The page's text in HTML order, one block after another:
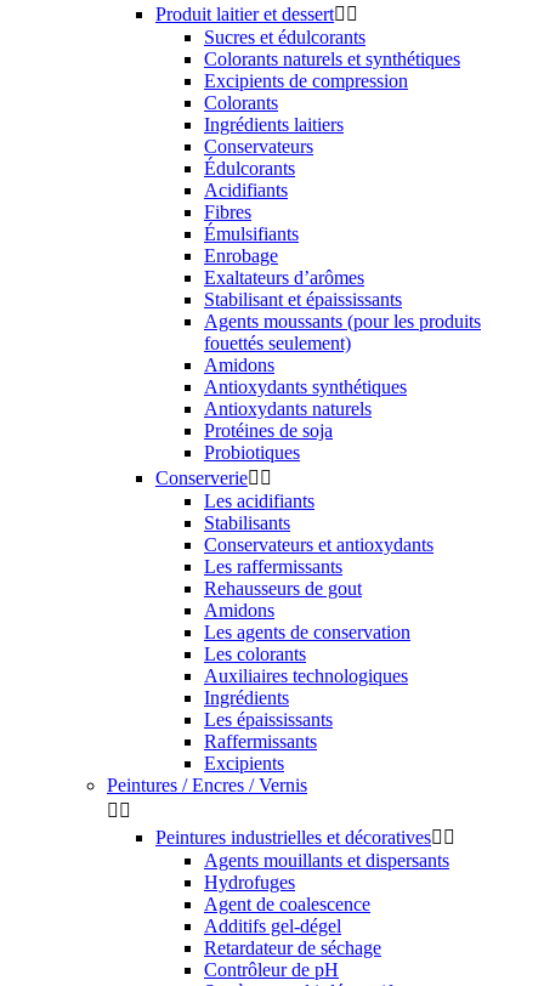
Produit laitier et dessert 
Sucres et édulcorants
Colorants naturels et synthétiques
Excipients de compression
Colorants
Ingrédients laitiers
Conservateurs
Édulcorants
Acidifiants
Fibres
Émulsifiants
Enrobage
Exaltateurs d’arômes
Stabilisant et épaississants
Agents moussants (pour les produits
fouettés seulement)
Amidons
Antioxydants synthétiques
Antioxydants naturels
Protéines de soja
Probiotiques
Conserverie 
Les acidifiants
Stabilisants
Conservateurs et antioxydants
Les raffermissants
Rehausseurs de gout
Amidons
Les agents de conservation
Les colorants
Auxiliaires technologiques
Ingrédients
Les épaississants
Raffermissants
Excipients
Peintures / Encres / Vernis
 
Peintures industrielles et décoratives 
Agents mouillants et dispersants
Hydrofuges
Agent de coalescence
Additifs gel-dégel
Retardateur de séchage
Contrôleur de pH